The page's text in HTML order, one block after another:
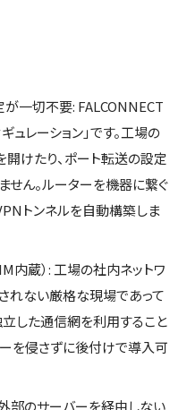
一切不要: FALCONNECT
ュレーション」です。工場の
開けたり、ポート転送の設定
せん。ルーターを機器に繋ぐ
トンネルを自動構築しま
内蔵）: 工場の社内ネットワ
れない厳格な現場であって
立した通信網を利用すること
ーを侵さずに後付けで導入可
部のサーバーを経由しない